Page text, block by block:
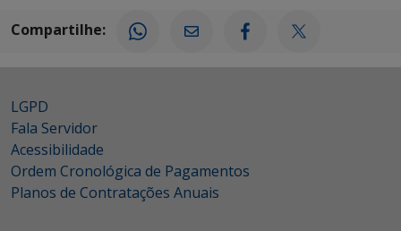
Compartilhe:
LGPD
Fala Servidor
Acessibilidade
Ordem Cronológica de Pagamentos
Planos de Contratações Anuais